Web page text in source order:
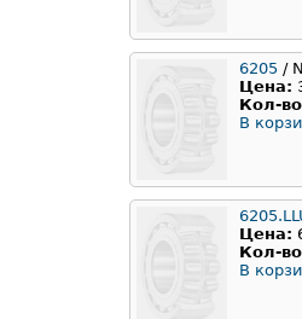
6205 /
Цена:
Кол-
В
Цена:
Кол-
В